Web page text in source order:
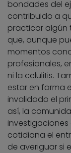
bondades del
contribuido a
practicar algún
que, aunque
momentos
profesionales,
ni la celulitis.
estar en forma
invalidado el
así, la
cotidiana el
de averiguar si